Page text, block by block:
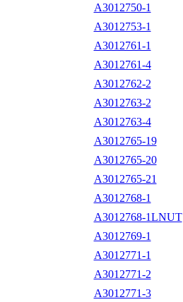
A3012750-1
A3012753-1
A3012761-1
A3012761-4
A3012762-2
A3012763-2
A3012763-4
A3012765-19
A3012765-20
A3012765-21
A3012768-1
A3012768-1LNUT
A3012769-1
A3012771-1
A3012771-2
A3012771-3